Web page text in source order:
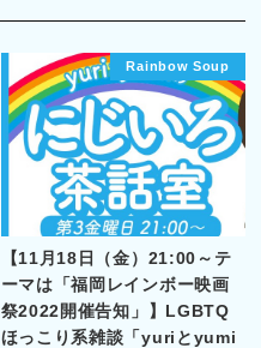
Rainbow Soup
【11月18日（金）21:00～テ
ーマは「福岡レインボー映画
祭2022開催告知」】LGBTQ
ほっこり系雑談「yuriとyumi